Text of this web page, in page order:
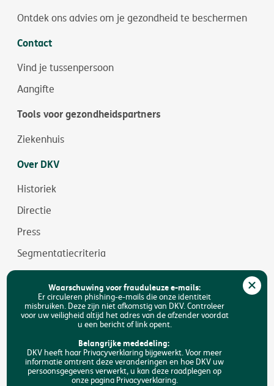
Ontdek ons advies om je gezondheid te beschermen
Contact
Vind je tussenpersoon
Aangifte
Tools voor gezondheidspartners
Ziekenhuis
Over DKV
Historiek
Directie
Press
Segmentatiecriteria
Jobs
Duurzaamheid
Toegankelijkheid
Zoeken
Waarschuwing voor frauduleuze e-mails:
Er circuleren phishing-e-mails die onze identiteit
misbruiken. Deze zijn niet afkomstig van DKV. Controleer
voor uw veiligheid altijd het adres van de afzender voordat
u een bericht of link opent.
Belangrijke mededeling:
DKV heeft haar Privacyverklaring bijgewerkt. Voor meer
informatie omtrent deze veranderingen en hoe DKV uw
persoonsgegevens verwerkt, u kan deze raadplegen op
onze pagina Privacyverklaring.